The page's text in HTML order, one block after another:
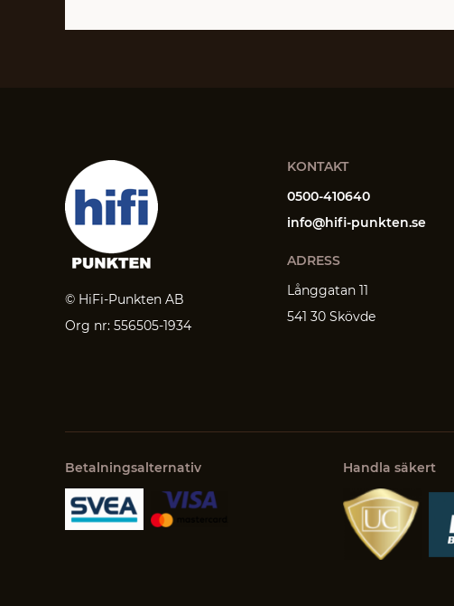
© HiFi-Punkten AB
Org nr: 556505-1934
KONTAKT
0500-410640
info@hifi-punkten.se
ADRESS
Långgatan 11
541 30 Skövde
Betalningsalternativ Handla säkert